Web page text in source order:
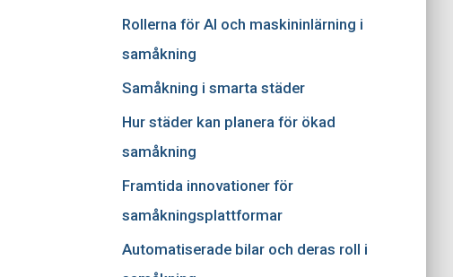
Rollerna för AI och maskininlärning i
samåkning
Samåkning i smarta städer
Hur städer kan planera för ökad
samåkning
Framtida innovationer för
samåkningsplattformar
Automatiserade bilar och deras roll i